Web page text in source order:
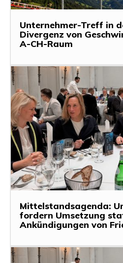
Unternehmer-Treff in
Divergenz von
A-CH-Raum
Mittelstandsagenda:
fordern Umsetzung
Ankündigungen von